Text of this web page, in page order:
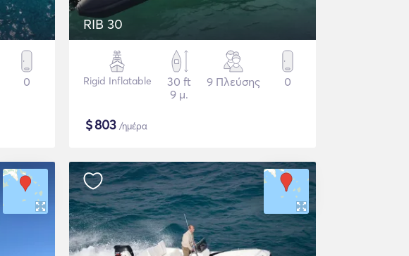
0
RIB 30
Rigid Inflatable
30 ft
9 μ.
9 Πλεύσης 0
$803 /ημέρα